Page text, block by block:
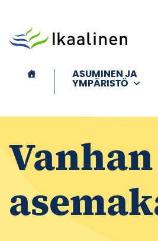
ASUMINEN JA
YMPÄRISTÖ